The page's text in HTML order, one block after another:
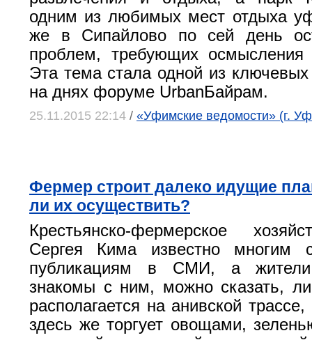
одним из любимых мест отдыха
же в Сипайлово по сей день
проблем, требующих осмысления
Эта тема стала одной из
на днях форуме UrbanБайрам.
25.11.2015 22:14 / «Уфимские ведомости» (г.
Фермер строит далеко идущие
ли их осуществить?
Крестьянско-фермерское
Сергея Кима известно многим
публикациям в СМИ, а
знакомы с ним, можно сказать,
располагается на анивской
здесь же торгует овощами,